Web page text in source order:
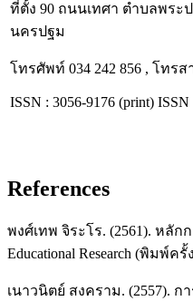
ที่ตั้ง 90 ถนนเทศา ตำบลพระ
นครปฐม
โทรศัพท์ 034 242 856 ,
ISSN : 3056-9176 (print)
References
พงศ์เทพ จิระโร. (2561). หลัก
Educational Research (พิมพ์
เนาวนิตย์ สงคราม. (2557).